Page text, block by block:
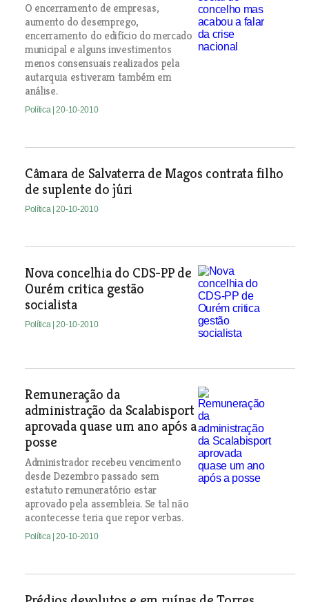
O encerramento de empresas,
aumento do desemprego,
encerramento do edifício do mercado
municipal e alguns investimentos
menos consensuais realizados pela
autarquia estiveram também em
análise.
Política | 20-10-2010
Câmara de Salvaterra de Magos contrata filho
de suplente do júri
Política | 20-10-2010
Nova concelhia do CDS-PP de
Ourém critica gestão
socialista
Política | 20-10-2010
Remuneração da
administração da Scalabisport
aprovada quase um ano após a
posse
Administrador recebeu vencimento
desde Dezembro passado sem
estatuto remuneratório estar
aprovado pela assembleia. Se tal não
acontecesse teria que repor verbas.
Política | 20-10-2010